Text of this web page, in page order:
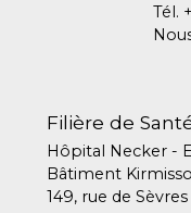
Tél.
Filière de
Hôpital Necker -
Bâtiment
149, rue de Sèvres